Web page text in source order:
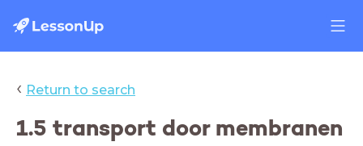
‹ Return to search
1.5 transport door membranen